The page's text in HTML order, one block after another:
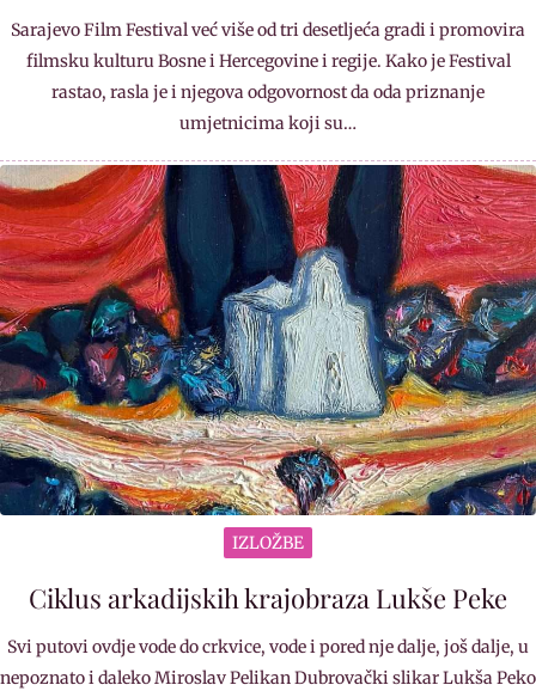
Sarajevo Film Festival već više od tri desetljeća gradi i promovira
filmsku kulturu Bosne i Hercegovine i regije. Kako je Festival
rastao, rasla je i njegova odgovornost da oda priznanje
umjetnicima koji su…
IZLOŽBE
Ciklus arkadijskih krajobraza Lukše Peke
Svi putovi ovdje vode do crkvice, vode i pored nje dalje, još dalje, u
nepoznato i daleko Miroslav Pelikan Dubrovački slikar Lukša Peko